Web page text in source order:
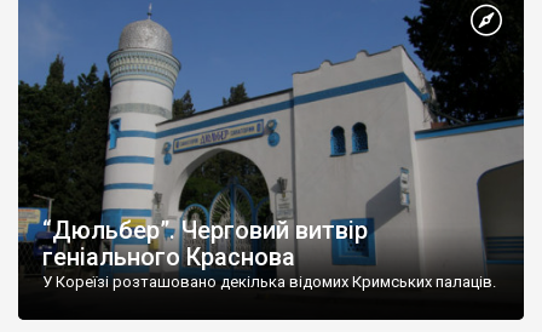
“Дюльбер”. Черговий витвір
геніального Краснова
У Кореїзі розташовано декілька відомих Кримських палаців.